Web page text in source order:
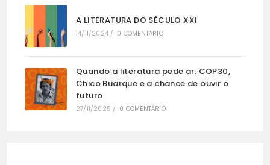
A LITERATURA DO SÉCULO XXI
14/11/2024 / 0 COMENTÁRIO
Quando a literatura pede ar: COP30,
Chico Buarque e a chance de ouvir o
futuro
27/11/2025 / 0 COMENTÁRIO